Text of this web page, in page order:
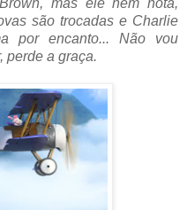
mas ele nem nota,
são trocadas e Charlie
por encanto... Não vou
perde a graça.